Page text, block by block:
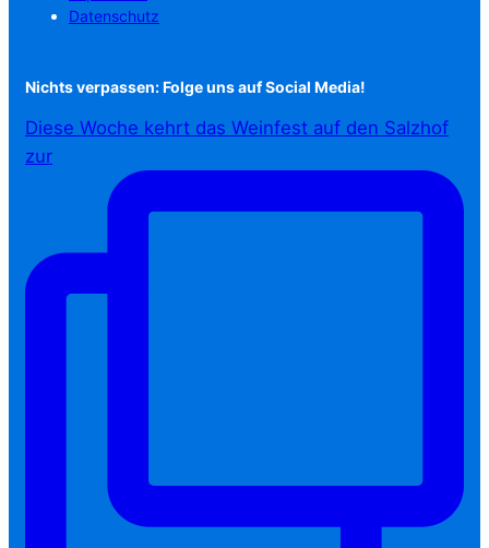
Datenschutz
Nichts verpassen: Folge uns auf Social Media!
Diese Woche kehrt das Weinfest auf den Salzhof
zur